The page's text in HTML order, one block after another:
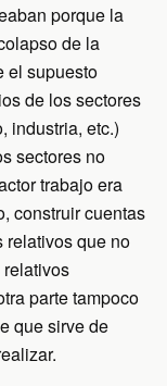
porque la
de la
el supuesto
de los sectores
industria, etc.)
sectores no
trabajo era
construir cuentas
relativos que no
parte tampoco
que sirve de